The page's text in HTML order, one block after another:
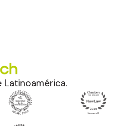
Latinoamérica.